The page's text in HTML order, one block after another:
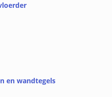
en wandtegels